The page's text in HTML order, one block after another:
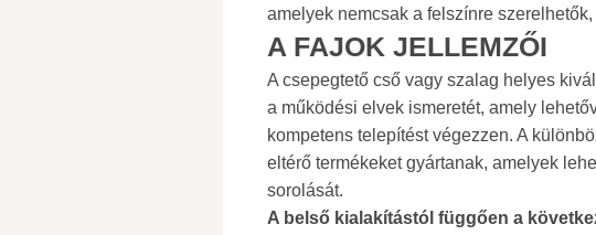
amelyek nemcsak a felszínre
A FAJOK JELLEMZŐI
A csepegtető cső vagy szalag helyes
a működési elvek ismeretét, amely
kompetens telepítést végezzen. A
eltérő termékeket gyártanak, amelyek
sorolását.
A belső kialakítástól függően a